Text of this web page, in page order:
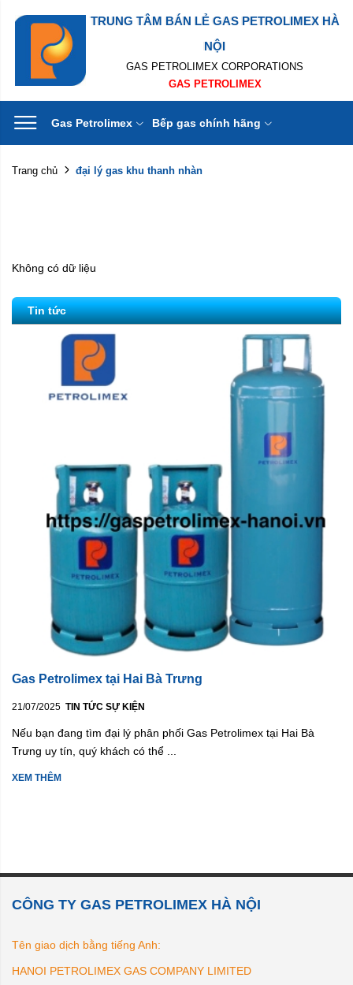
TRUNG TÂM BÁN LẺ GAS PETROLIMEX HÀ
NỘI
GAS PETROLIMEX CORPORATIONS
GAS PETROLIMEX
Gas Petrolimex Bếp gas chính hãng
Trang chủ đại lý gas khu thanh nhàn
Không có dữ liệu
Tin tức
Gas Petrolimex tại Hai Bà Trưng
21/07/2025 TIN TỨC SỰ KIỆN
Nếu bạn đang tìm đại lý phân phối Gas Petrolimex tại Hai Bà
Trưng uy tín, quý khách có thể ...
XEM THÊM
CÔNG TY GAS PETROLIMEX HÀ NỘI
Tên giao dịch bằng tiếng Anh:
HANOI PETROLIMEX GAS COMPANY LIMITED